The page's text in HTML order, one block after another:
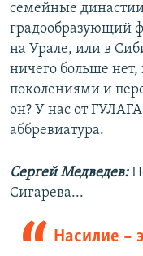
семейные
градообразующий
на Урале, или в
ничего больше
поколениями и
он? У нас от
аббревиатура.
Сергей Медведев:
Сигарева...
Насилие –